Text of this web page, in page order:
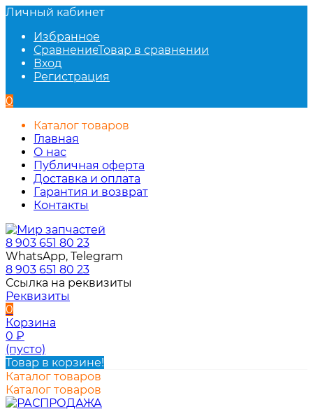
Личный кабинет
Избранное
СравнениеТовар в сравнении
Вход
Регистрация
0
Каталог товаров
Главная
О нас
Публичная оферта
Доставка и оплата
Гарантия и возврат
Контакты
8 903 651 80 23
WhatsApp, Telegram
8 903 651 80 23
Ссылка на реквизиты
Реквизиты
0
Корзина
0 ₽
(пусто)
Товар в корзине!
Каталог товаров
Каталог товаров